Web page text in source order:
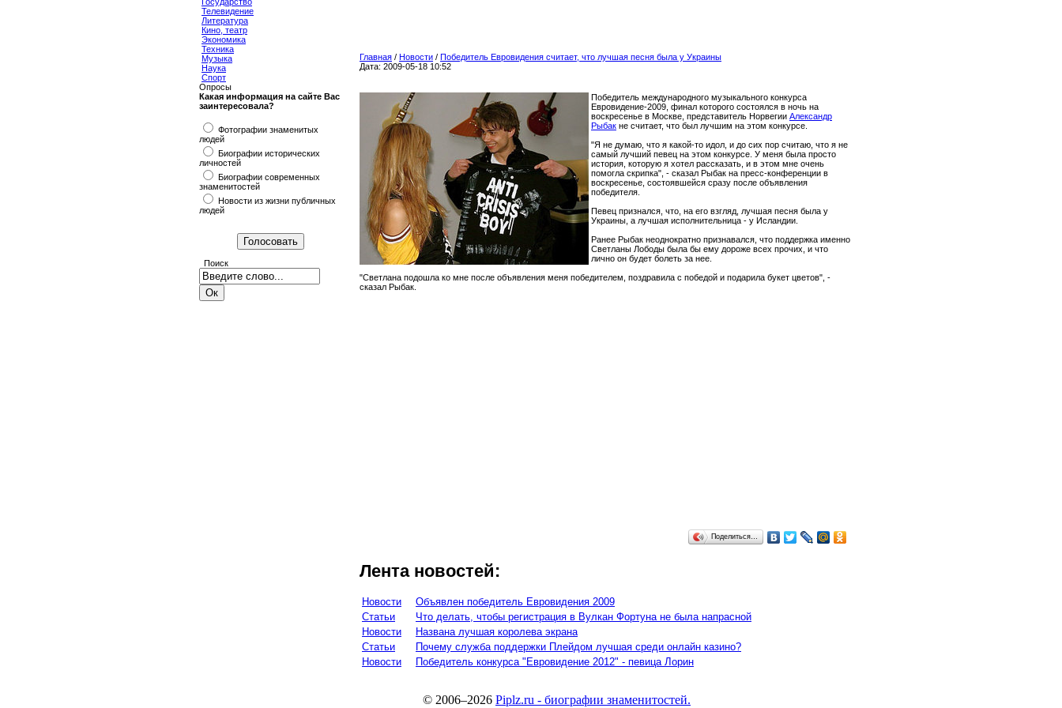
Телевидение
Литература
Кино, театр
Экономика
Техника
Музыка
Наука
Спорт
Опросы
Какая информация на сайте Вас
заинтересовала?
Фотографии знаменитых
людей
Биографии исторических
личностей
Биографии современных
знаменитостей
Новости из жизни публичных
людей
Поиск
Главная / Новости / Победитель Евровидения считает, что лучшая песня была у Украины
Дата: 2009-05-18 10:52
Победитель международного музыкального конкурса
Евровидение-2009, финал которого состоялся в ночь на
воскресенье в Москве, представитель Норвегии Александр
Рыбак не считает, что был лучшим на этом конкурсе.
"Я не думаю, что я какой-то идол, и до сих пор считаю, что я не
самый лучший певец на этом конкурсе. У меня была просто
история, которую я хотел рассказать, и в этом мне очень
помогла скрипка", - сказал Рыбак на пресс-конференции в
воскресенье, состоявшейся сразу после объявления
победителя.
Певец признался, что, на его взгляд, лучшая песня была у
Украины, а лучшая исполнительница - у Исландии.
Ранее Рыбак неоднократно признавался, что поддержка именно
Светланы Лободы была бы ему дороже всех прочих, и что
лично он будет болеть за нее.
"Светлана подошла ко мне после объявления меня победителем, поздравила с победой и подарила букет цветов", -
сказал Рыбак.
Поделиться…
Лента новостей:
Новости
Объявлен победитель Евровидения 2009
Статьи
Что делать, чтобы регистрация в Вулкан Фортуна не была напрасной
Новости
Названа лучшая королева экрана
Статьи
Почему служба поддержки Плейдом лучшая среди онлайн казино?
Новости
Победитель конкурса "Евровидение 2012" - певица Лорин
© 2006–2026 Piplz.ru - биографии знаменитостей.